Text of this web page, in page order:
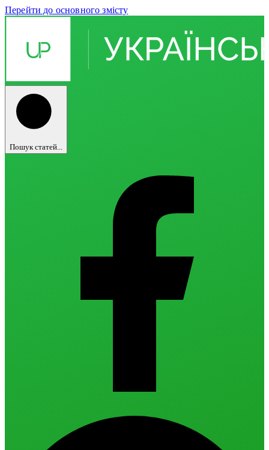
Перейти до основного змісту
Пошук статей...